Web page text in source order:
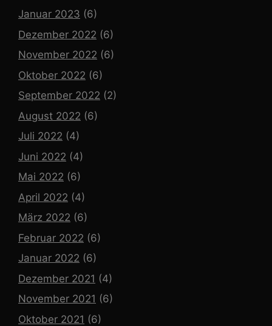
Januar 2023 (6)
Dezember 2022 (6)
November 2022 (6)
Oktober 2022 (6)
September 2022 (2)
August 2022 (6)
Juli 2022 (4)
Juni 2022 (4)
Mai 2022 (6)
April 2022 (4)
März 2022 (6)
Februar 2022 (6)
Januar 2022 (6)
Dezember 2021 (4)
November 2021 (6)
Oktober 2021 (6)